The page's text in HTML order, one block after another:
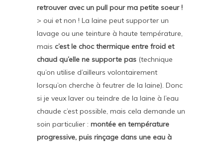
retrouver avec un pull pour ma petite soeur !
> oui et non ! La laine peut supporter un
lavage ou une teinture à haute température,
mais c’est le choc thermique entre froid et
chaud qu’elle ne supporte pas (technique
qu’on utilise d’ailleurs volontairement
lorsqu’on cherche à feutrer de la laine). Donc
si je veux laver ou teindre de la laine à l’eau
chaude c’est possible, mais cela demande un
soin particulier : montée en température
progressive, puis rinçage dans une eau à